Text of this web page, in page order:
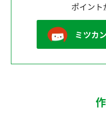
ポイント
ミツカ